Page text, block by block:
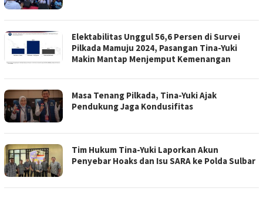
Elektabilitas Unggul 56,6 Persen di Survei
Pilkada Mamuju 2024, Pasangan Tina-Yuki
Makin Mantap Menjemput Kemenangan
Masa Tenang Pilkada, Tina-Yuki Ajak
Pendukung Jaga Kondusifitas
Tim Hukum Tina-Yuki Laporkan Akun
Penyebar Hoaks dan Isu SARA ke Polda Sulbar